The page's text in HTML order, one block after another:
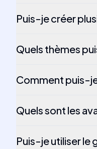
Puis-je créer
Quels thèmes
Comment puis-
Quels sont les
Puis-je utiliser le